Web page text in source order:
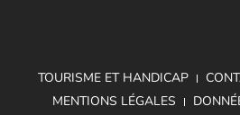
TOURISME ET HANDICAP
MENTIONS LÉGALES